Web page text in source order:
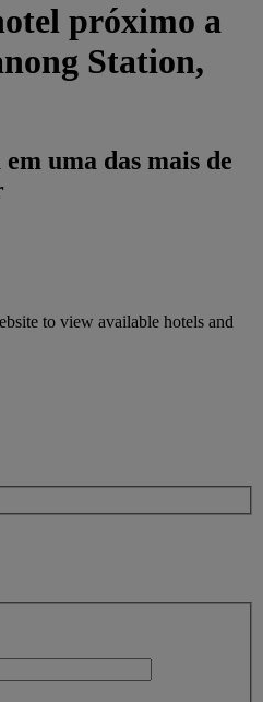
próximo a
Station,
uma das mais de
to view available hotels and